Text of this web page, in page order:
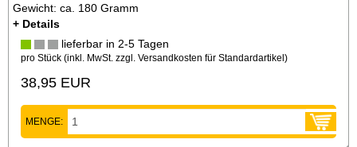
Gewicht: ca. 180 Gramm
+ Details
lieferbar in 2-5 Tagen
pro Stück (inkl. MwSt. zzgl. Versandkosten für Standardartikel)
38,95 EUR
MENGE: